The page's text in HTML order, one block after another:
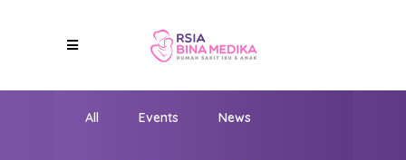
All Events News